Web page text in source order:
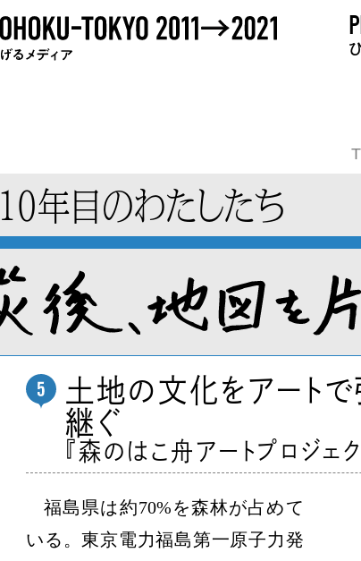
10年目のわたしたち
土地の文化をアートで
継ぐ
『森のはこ舟アートプロジェク
福島県は約70%を森林が占めて
いる。東京電力福島第一原子力発